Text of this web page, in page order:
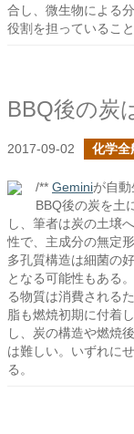
合し、微生物による
役割を担っているこ
2017-09-02 化学全
/** Geminiが自
BBQ後の炭を土
し、筆者は炭の土壌
性で、主成分の無定
多孔質構造は細菌の
となる可能性もある
る物質は消費される
脂も燃焼初期に付着
し、炭の構造や燃焼
は難しい。いずれに
る。